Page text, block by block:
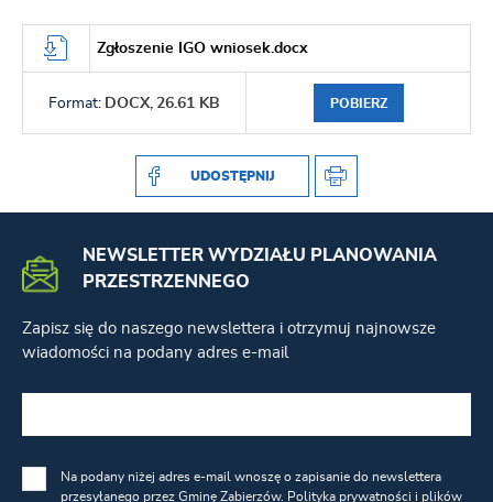
Zgłoszenie IGO wniosek.docx
Format: DOCX, 26.61 KB POBIERZ
UDOSTĘPNIJ
NEWSLETTER WYDZIAŁU PLANOWANIA
PRZESTRZENNEGO
Zapisz się do naszego newslettera i otrzymuj najnowsze
wiadomości na podany adres e-mail
Na podany niżej adres e-mail wnoszę o zapisanie do newslettera
przesyłanego przez Gminę Zabierzów. Polityka prywatności i plików